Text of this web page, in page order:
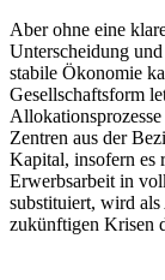
Aber ohne eine
Unterscheidung
stabile Ökonomie
Gesellschaftsform
Zentren aus der
Kapital, insofern es
Erwerbsarbeit in
substituiert, wird
zukünftigen Krisen